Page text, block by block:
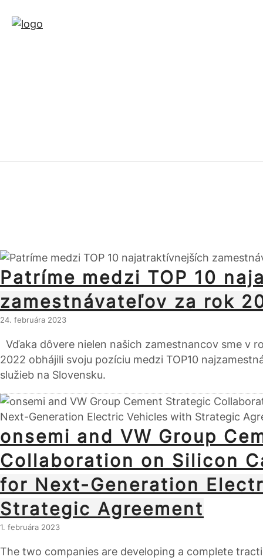
Patríme medzi TOP 10
zamestnávateľov za rok
24. februára 2023
Vďaka dôvere nielen našich zamestnancov sme v
2022 obhájili svoju pozíciu medzi TOP10
služieb na Slovensku.
onsemi and VW Group
Collaboration on Silicon
for Next-Generation
Strategic Agreement
1. februára 2023
The two companies are developing a complete